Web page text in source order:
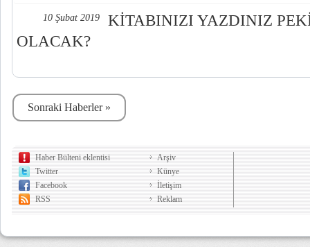
10 Şubat 2019
KİTABINIZI YAZDINIZ
OLACAK?
Sonraki Haberler »
Haber Bülteni eklentisi
Twitter
Facebook
RSS
Arşiv
Künye
İletişim
Reklam